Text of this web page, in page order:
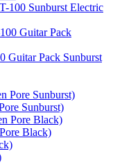
100 Sunburst Electric
Guitar Pack Sunburst
Sunburst)
Black)